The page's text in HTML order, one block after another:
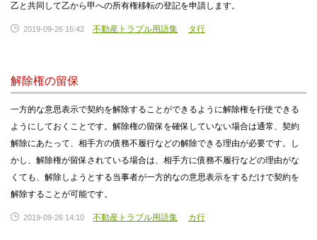
乙と共同して乙から甲への所有権移転の登記を申請します。
2019-09-26 16:42 不動産トラブル用語集 タ行
解除権の留保
一方的な意思表示で契約を解除することができるように解除権を行使できる
ようにしておくことです。解除権の留保を確保していない場合は通常、契約
解除にあたって、相手方の債務不履行などの解除できる理由が必要です。し
かし、解除権が留保されている場合は、相手方に債務不履行などの理由がな
くても、解除しようとする当事者が一方的なの意思表示をするだけで契約を
解除することが可能です。
2019-09-26 14:10 不動産トラブル用語集 カ行